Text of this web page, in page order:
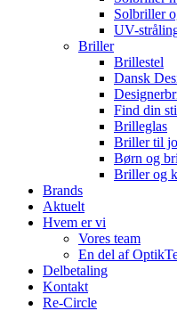
Solbriller
UV-
Briller
Brillestel
Dansk
Find din
Brilleglas
Briller til
Børn og
Briller og
Brands
Aktuelt
Hvem er vi
Vores team
En del af
Delbetaling
Kontakt
Re-Circle